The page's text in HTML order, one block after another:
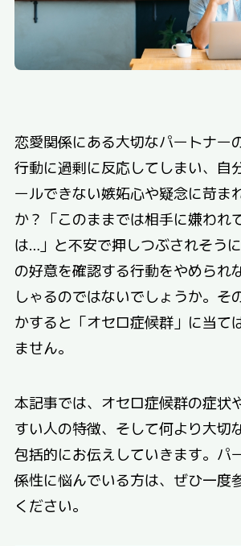
恋愛関係にある大切なパートナー
行動に過剰に反応してしまい、自
ールできない嫉妬心や疑念に苛ま
か？「このままでは相手に嫌われ
は…」と不安で押しつぶされそう
の好意を確認する行動をやめられ
しゃるのではないでしょうか。そ
かすると「オセロ症候群」に当て
ません。
本記事では、オセロ症候群の症状
すい人の特徴、そして何より大切
包括的にお伝えしていきます。パ
係性に悩んでいる方は、ぜひ一度
ください。